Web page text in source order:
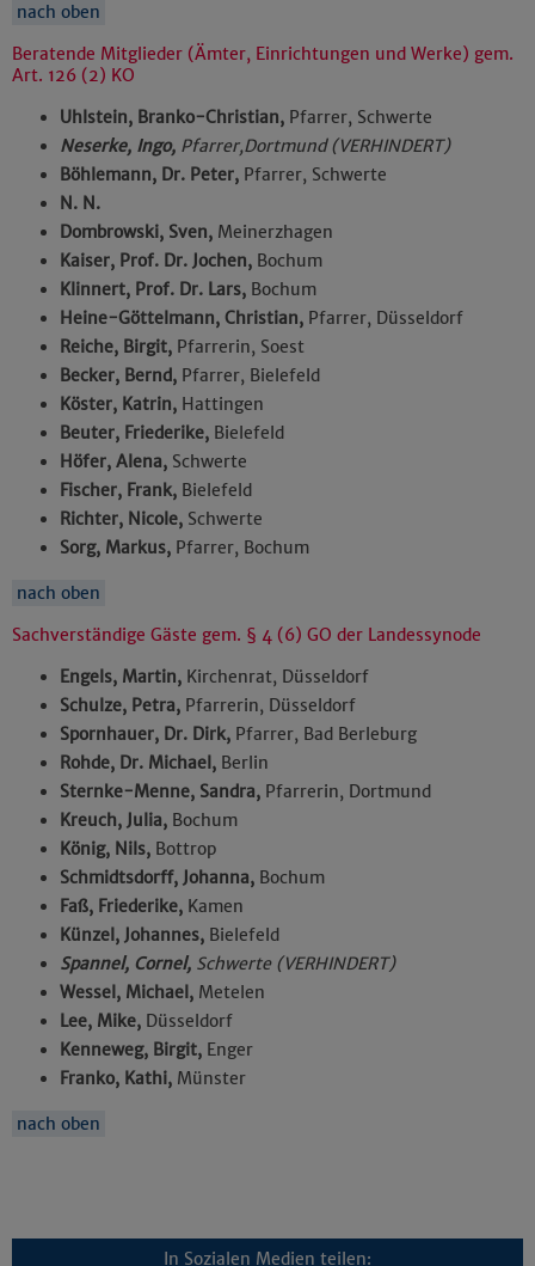
nach oben
Beratende Mitglieder (Ämter, Einrichtungen und Werke) gem.
Art. 126 (2) KO
Uhlstein, Branko-Christian, Pfarrer, Schwerte
Neserke, Ingo, Pfarrer,Dortmund (VERHINDERT)
Böhlemann, Dr. Peter, Pfarrer, Schwerte
N. N.
Dombrowski, Sven, Meinerzhagen
Kaiser, Prof. Dr. Jochen, Bochum
Klinnert, Prof. Dr. Lars, Bochum
Heine-Göttelmann, Christian, Pfarrer, Düsseldorf
Reiche, Birgit, Pfarrerin, Soest
Becker, Bernd, Pfarrer, Bielefeld
Köster, Katrin, Hattingen
Beuter, Friederike, Bielefeld
Höfer, Alena, Schwerte
Fischer, Frank, Bielefeld
Richter, Nicole, Schwerte
Sorg, Markus, Pfarrer, Bochum
nach oben
Sachverständige Gäste gem. § 4 (6) GO der Landessynode
Engels, Martin, Kirchenrat, Düsseldorf
Schulze, Petra, Pfarrerin, Düsseldorf
Spornhauer, Dr. Dirk, Pfarrer, Bad Berleburg
Rohde, Dr. Michael, Berlin
Sternke-Menne, Sandra, Pfarrerin, Dortmund
Kreuch, Julia, Bochum
König, Nils, Bottrop
Schmidtsdorff, Johanna, Bochum
Faß, Friederike, Kamen
Künzel, Johannes, Bielefeld
Spannel, Cornel, Schwerte (VERHINDERT)
Wessel, Michael, Metelen
Lee, Mike, Düsseldorf
Kenneweg, Birgit, Enger
Franko, Kathi, Münster
nach oben
In Sozialen Medien teilen: